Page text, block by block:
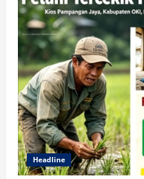
Headline